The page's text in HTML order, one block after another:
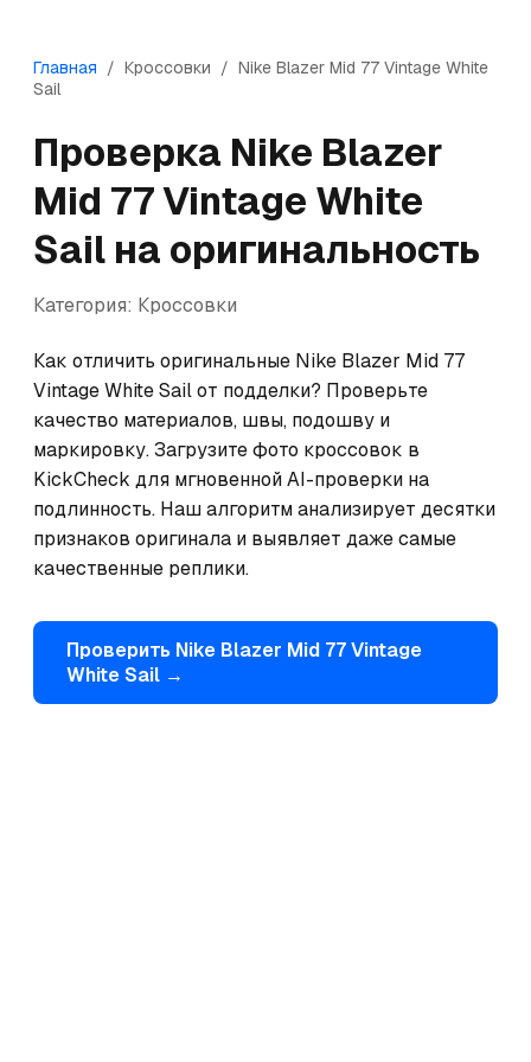
Главная / Кроссовки / Nike Blazer Mid 77 Vintage White
Sail
Проверка Nike Blazer
Mid 77 Vintage White
Sail на оригинальность
Категория: Кроссовки
Как отличить оригинальные Nike Blazer Mid 77
Vintage White Sail от подделки? Проверьте
качество материалов, швы, подошву и
маркировку. Загрузите фото кроссовок в
KickCheck для мгновенной AI-проверки на
подлинность. Наш алгоритм анализирует десятки
признаков оригинала и выявляет даже самые
качественные реплики.
Проверить Nike Blazer Mid 77 Vintage
White Sail →